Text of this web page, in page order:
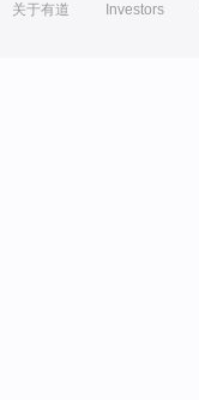
关于有道 Investors